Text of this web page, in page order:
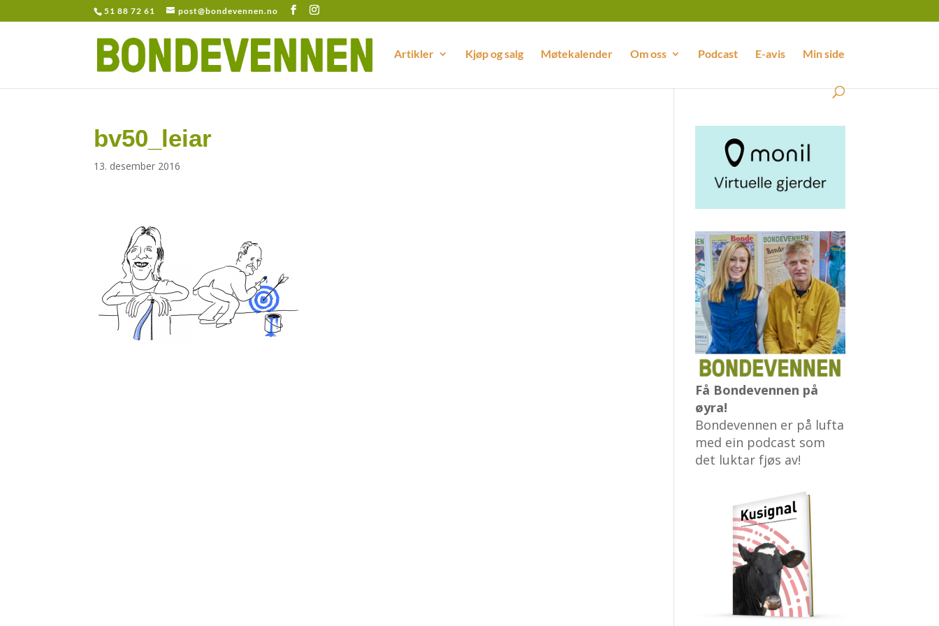
51 88 72 61 post@bondevennen.no
Artikler Kjøp og salg Møtekalender Om oss Podcast E-avis Min side
bv50_leiar
13. desember 2016
Få Bondevennen på
øyra!
Bondevennen er på lufta
med ein podcast som
det luktar fjøs av!